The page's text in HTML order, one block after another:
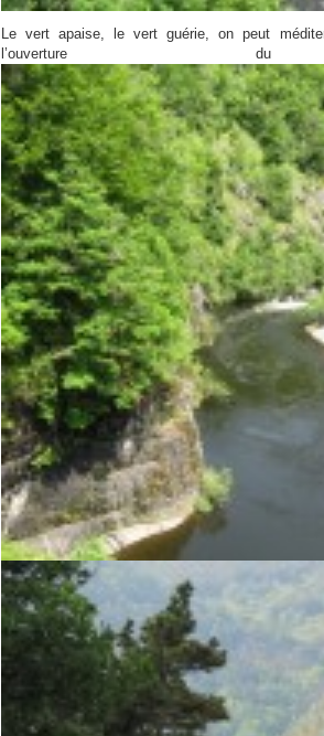
Le vert apaise, le vert guérie, on peut
l’ouverture